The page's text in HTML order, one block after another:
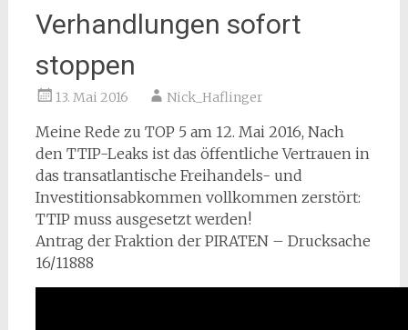
Verhandlungen sofort
stoppen
13. Mai 2016 Nick_Haflinger
Meine Rede zu TOP 5 am 12. Mai 2016, Nach
den TTIP-Leaks ist das öffentliche Vertrauen in
das transatlantische Freihandels- und
Investitionsabkommen vollkommen zerstört:
TTIP muss ausgesetzt werden!
Antrag der Fraktion der PIRATEN – Drucksache
16/11888